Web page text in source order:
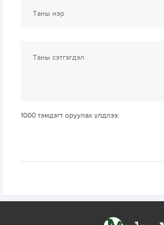
1000 тэмдэгт оруулах үлдлээ.